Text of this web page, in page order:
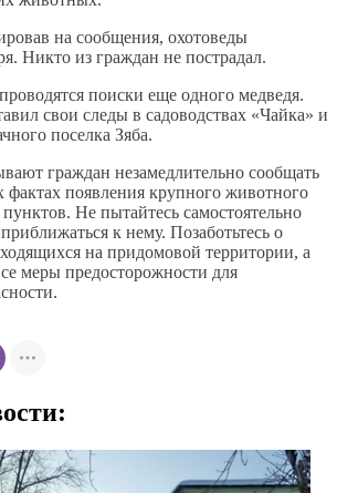
на сообщения, охотоведы
Никто из граждан не пострадал.
поиски еще одного медведя.
свои следы в садоводствах «Чайка» и
поселка Зяба.
граждан незамедлительно сообщать
появления крупного животного
Не пытайтесь самостоятельно
к нему. Позаботьтесь о
на придомовой территории, а
меры предосторожности для